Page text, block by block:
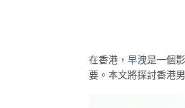
在香港， 早洩是一個
要。本文將探討香港